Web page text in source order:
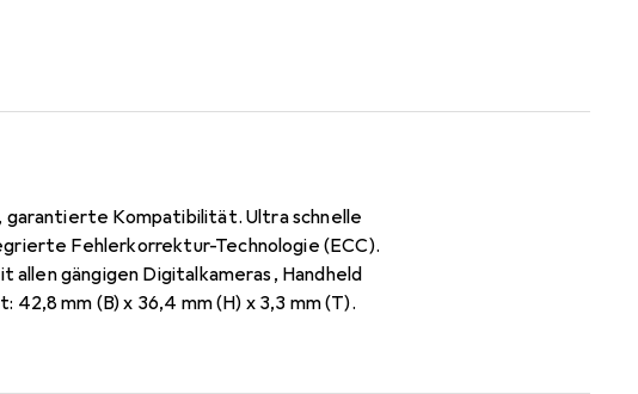
garantierte Kompatibilität. Ultra schnelle
Fehlerkorrektur-Technologie (ECC).
allen gängigen Digitalkameras, Handheld
mm (B) x 36,4 mm (H) x 3,3 mm (T).